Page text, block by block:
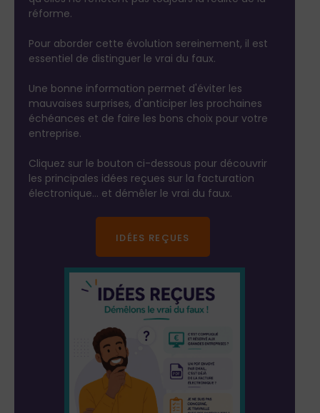
réforme.
Pour aborder cette évolution sereinement, il est
essentiel de distinguer le vrai du faux.
Une bonne information permet d'éviter les
mauvaises surprises, d'anticiper les prochaines
échéances et de faire les bons choix pour votre
entreprise.
Cliquez sur le bouton ci-dessous pour découvrir
les principales idées reçues sur la facturation
électronique… et démêler le vrai du faux.
IDÉES REÇUES